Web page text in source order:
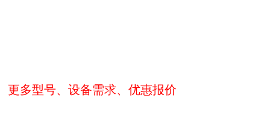
更多型号、设备需求、优惠报价